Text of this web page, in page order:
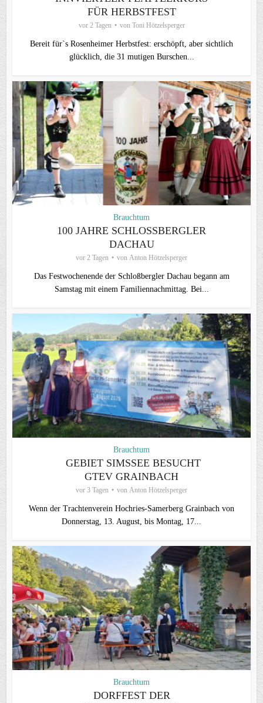
FÜR HERBSTFEST
vor 2 Tagen von Toni Hötzelsperger
Bereit für`s Rosenheimer Herbstfest: erschöpft, aber sichtlich
glücklich, die 31 mutigen Burschen...
Brauchtum
100 JAHRE SCHLOSSBERGLER D
ACHAU
vor 2 Tagen von Anton Hötzelsperger
Das Festwochenende der Schloßbergler Dachau begann am
Samstag mit einem Familiennachmittag. Bei...
Brauchtum
GEBIET SIMSSEE BESUCHT
GTEV GRAINBACH
vor 3 Tagen von Anton Hötzelsperger
Wenn der Trachtenverein Hochries-Samerberg Grainbach von
Donnerstag, 13. August, bis Montag, 17...
Brauchtum
DORFFEST DER